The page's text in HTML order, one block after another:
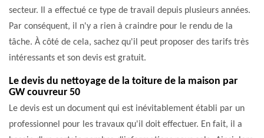
secteur. Il a effectué ce type de travail depuis plusieurs années.
Par conséquent, il n'y a rien à craindre pour le rendu de la
tâche. À côté de cela, sachez qu'il peut proposer des tarifs très
intéressants et son devis est gratuit.
Le devis du nettoyage de la toiture de la maison par
GW couvreur 50
Le devis est un document qui est inévitablement établi par un
professionnel pour les travaux qu'il doit effectuer. En fait, il a